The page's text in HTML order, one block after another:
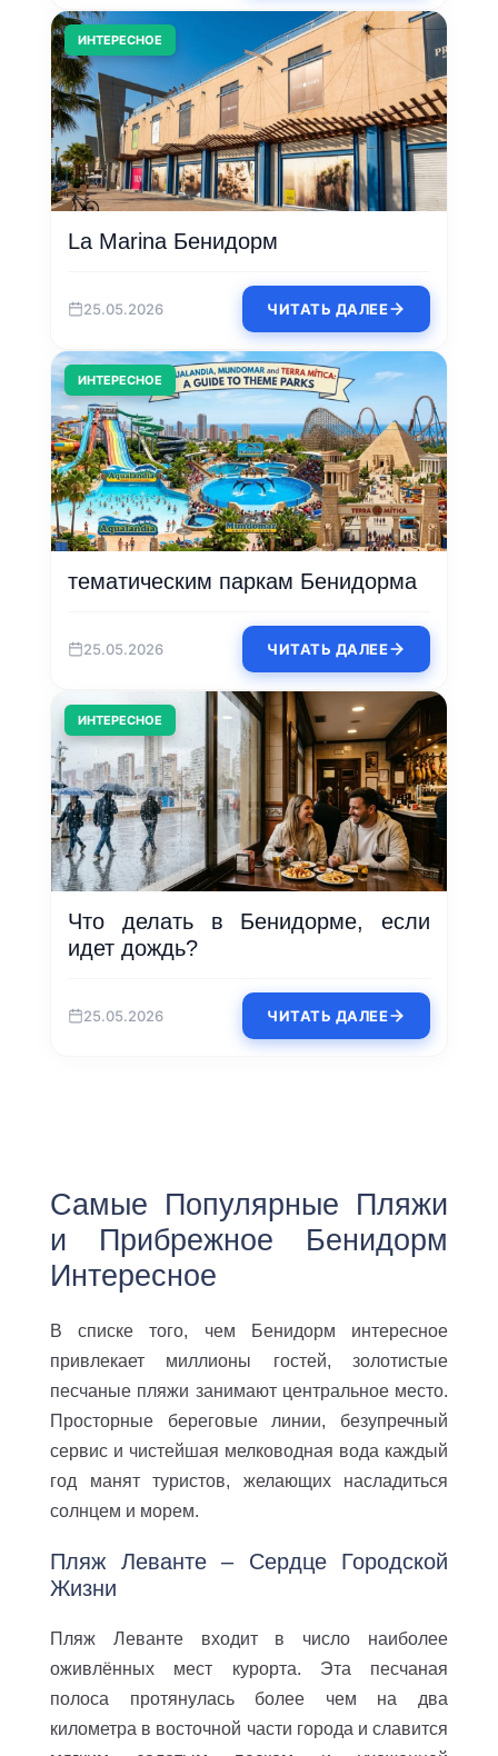
ИНТЕРЕСНОЕ
La Marina Бенидорм
25.05.2026 ЧИТАТЬ ДАЛЕЕ
ИНТЕРЕСНОЕ
тематическим паркам Бенидорма
25.05.2026 ЧИТАТЬ ДАЛЕЕ
ИНТЕРЕСНОЕ
Что делать в Бенидорме, если
идет дождь?
25.05.2026 ЧИТАТЬ ДАЛЕЕ
Самые Популярные Пляжи
и Прибрежное Бенидорм
Интересное
В списке того, чем Бенидорм интересное
привлекает миллионы гостей, золотистые
песчаные пляжи занимают центральное место.
Просторные береговые линии, безупречный
сервис и чистейшая мелководная вода каждый
год манят туристов, желающих насладиться
солнцем и морем.
Пляж Леванте – Сердце Городской
Жизни
Пляж Леванте входит в число наиболее
оживлённых мест курорта. Эта песчаная
полоса протянулась более чем на два
километра в восточной части города и славится